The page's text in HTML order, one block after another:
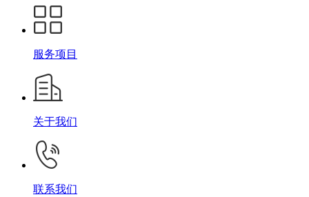
服务项目
关于我们
联系我们